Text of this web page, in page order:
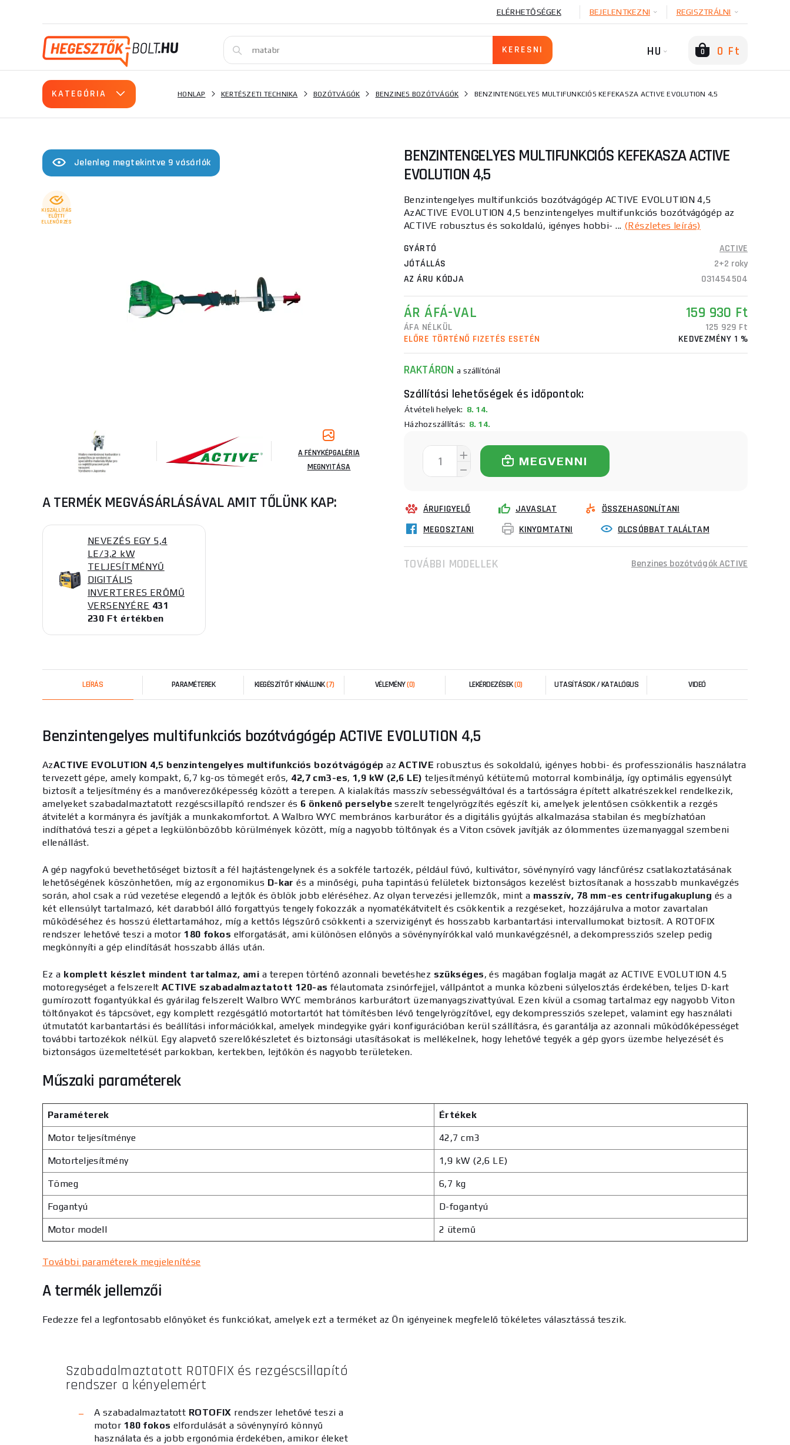
ELÉRHETŐSÉGEK BEJELENTKEZNI REGISZTRÁLNI
HU 0 0 Ft
KATEGÓRIA HONLAP KERTÉSZETI TECHNIKA BOZÓTVÁGÓK BENZINES BOZÓTVÁGÓK BENZINTENGELYES MULTIFUNKCIÓS KEFEKASZA ACTIVE EVOLUTION 4,5
Jelenleg megtekintve 9 vásárlók
KISZÁLLÍTÁS
ELŐTTI
ELLENŐRZÉS
A FÉNYKÉPGALÉRIA
MEGNYITÁSA
A TERMÉK MEGVÁSÁRLÁSÁVAL AMIT TŐLÜNK KAP:
NEVEZÉS EGY 5,4
LE/3,2 kW
TELJESÍTMÉNYŰ
DIGITÁLIS
INVERTERES ERŐMŰ
VERSENYÉRE 431
230 Ft értékben
BENZINTENGELYES MULTIFUNKCIÓS KEFEKASZA ACTIVE
EVOLUTION 4,5
Benzintengelyes multifunkciós bozótvágógép ACTIVE EVOLUTION 4,5
AzACTIVE EVOLUTION 4,5 benzintengelyes multifunkciós bozótvágógép az
ACTIVE robusztus és sokoldalú, igényes hobbi- ... (Részletes leírás)
GYÁRTÓ
ACTIVE
JÓTÁLLÁS
2+2 roky
AZ ÁRU KÓDJA
031454504
ÁR ÁFÁ-VAL 159 930 Ft
ÁFA NÉLKÜL
125 929 Ft
ELŐRE TÖRTÉNŐ FIZETÉS ESETÉN
KEDVEZMÉNY 1 %
RAKTÁRONa szállítónál
Szállítási lehetőségek és időpontok:
Átvételi helyek: 8. 14.
Házhozszállítás: 8. 14.
MEGVENNI
ÁRUFIGYELŐ JAVASLAT
ÖSSZEHASONLÍTANI
MEGOSZTANI
KINYOMTATNI OLCSÓBBAT TALÁLTAM
TOVÁBBI MODELLEK Benzines bozótvágók ACTIVE
LEÍRÁS PARAMÉTEREK KIEGÉSZÍTŐT KÍNÁLUNK(7) VÉLEMÉNY(0) LEKÉRDEZÉSEK(0) UTASÍTÁSOK / KATALÓGUS VIDEÓ
Benzintengelyes multifunkciós bozótvágógép ACTIVE EVOLUTION 4,5
AzACTIVE EVOLUTION 4,5 benzintengelyes multifunkciós bozótvágógép azACTIVE robusztus és sokoldalú, igényes hobbi- és professzionális használatra
tervezett gépe, amely kompakt, 6,7 kg-os tömegét erős, 42,7 cm3-es, 1,9 kW (2,6 LE) teljesítményű kétütemű motorral kombinálja, így optimális egyensúlyt
biztosít a teljesítmény és a manőverezőképesség között a terepen. A kialakítás masszív sebességváltóval és a tartósságra épített alkatrészekkel rendelkezik,
amelyeket szabadalmaztatott rezgéscsillapító rendszer és 6 önkenő perselybe szerelt tengelyrögzítés egészít ki, amelyek jelentősen csökkentik a rezgés
átvitelét a kormányra és javítják a munkakomfortot. A Walbro WYC membrános karburátor és a digitális gyújtás alkalmazása stabilan és megbízhatóan
indíthatóvá teszi a gépet a legkülönbözőbb körülmények között, míg a nagyobb töltőnyak és a Viton csövek javítják az ólommentes üzemanyaggal szembeni
ellenállást.
A gép nagyfokú bevethetőséget biztosít a fél hajtástengelynek és a sokféle tartozék, például fúvó, kultivátor, sövénynyíró vagy láncfűrész csatlakoztatásának
lehetőségének köszönhetően, míg az ergonomikus D-kar és a minőségi, puha tapintású felületek biztonságos kezelést biztosítanak a hosszabb munkavégzés
során, ahol csak a rúd vezetése elegendő a lejtők és öblök jobb eléréséhez. Az olyan tervezési jellemzők, mint a masszív, 78 mm-es centrifugakuplung és a
két ellensúlyt tartalmazó, két darabból álló forgattyús tengely fokozzák a nyomatékátvitelt és csökkentik a rezgéseket, hozzájárulva a motor zavartalan
működéséhez és hosszú élettartamához, míg a kettős légszűrő csökkenti a szervizigényt és hosszabb karbantartási intervallumokat biztosít. A ROTOFIX
rendszer lehetővé teszi a motor 180 fokos elforgatását, ami különösen előnyös a sövénynyírókkal való munkavégzésnél, a dekompressziós szelep pedig
megkönnyíti a gép elindítását hosszabb állás után.
Ez a komplett készlet mindent tartalmaz, ami a terepen történő azonnali bevetéshez szükséges, és magában foglalja magát az ACTIVE EVOLUTION 4.5
motoregységet a felszerelt ACTIVE szabadalmaztatott 120-as félautomata zsinórfejjel, vállpántot a munka közbeni súlyelosztás érdekében, teljes D-kart
gumírozott fogantyúkkal és gyárilag felszerelt Walbro WYC membrános karburátort üzemanyagszivattyúval. Ezen kívül a csomag tartalmaz egy nagyobb Viton
töltőnyakot és tápcsövet, egy komplett rezgésgátló motortartót hat tömítésben lévő tengelyrögzítővel, egy dekompressziós szelepet, valamint egy használati
útmutatót karbantartási és beállítási információkkal, amelyek mindegyike gyári konfigurációban kerül szállításra, és garantálja az azonnali működőképességet
további tartozékok nélkül. Egy alapvető szerelőkészletet és biztonsági utasításokat is mellékelnek, hogy lehetővé tegyék a gép gyors üzembe helyezését és
biztonságos üzemeltetését parkokban, kertekben, lejtőkön és nagyobb területeken.
Műszaki paraméterek
Paraméterek Értékek
Motor teljesítménye 42,7 cm3
Motorteljesítmény 1,9 kW (2,6 LE)
Tömeg 6,7 kg
Fogantyú D-fogantyú
Motor modell 2 ütemű
További paraméterek megjelenítése
A termék jellemzői
Fedezze fel a legfontosabb előnyöket és funkciókat, amelyek ezt a terméket az Ön igényeinek megfelelő tökéletes választássá teszik.
Szabadalmaztatott ROTOFIX és rezgéscsillapító
rendszer a kényelemért
A szabadalmaztatott ROTOFIX rendszer lehetővé teszi a
motor 180 fokos elfordulását a sövénynyíró könnyű
használata és a jobb ergonómia érdekében, amikor éleket